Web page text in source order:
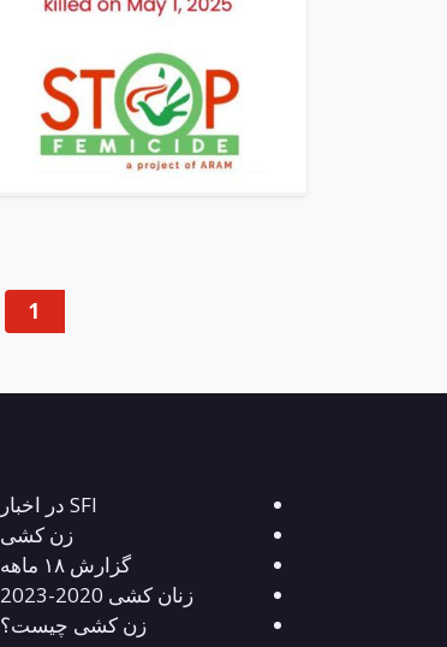
1
SFI در اخبار
زن کشی
گزارش ۱۸ ماهه
زنان کشی 2020-2023
زن کشی چیست؟